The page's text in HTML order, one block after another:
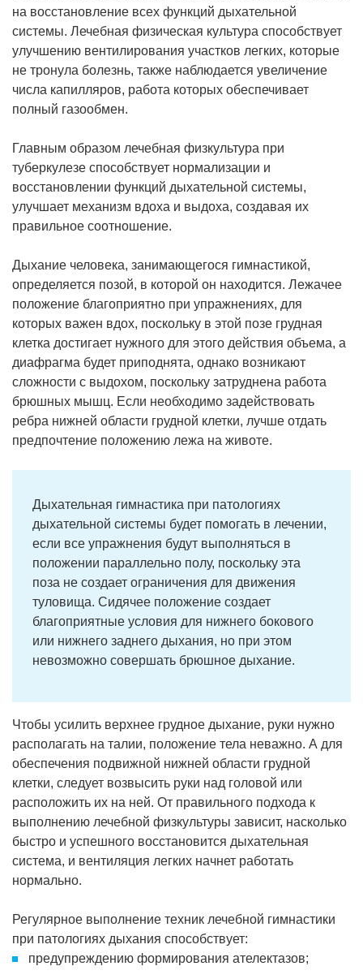
на восстановление всех функций дыхательной
системы. Лечебная физическая культура способствует
улучшению вентилирования участков легких, которые
не тронула болезнь, также наблюдается увеличение
числа капилляров, работа которых обеспечивает
полный газообмен.
Главным образом лечебная физкультура при
туберкулезе способствует нормализации и
восстановлении функций дыхательной системы,
улучшает механизм вдоха и выдоха, создавая их
правильное соотношение.
Дыхание человека, занимающегося гимнастикой,
определяется позой, в которой он находится. Лежачее
положение благоприятно при упражнениях, для
которых важен вдох, поскольку в этой позе грудная
клетка достигает нужного для этого действия объема, а
диафрагма будет приподнята, однако возникают
сложности с выдохом, поскольку затруднена работа
брюшных мышц. Если необходимо задействовать
ребра нижней области грудной клетки, лучше отдать
предпочтение положению лежа на животе.
Дыхательная гимнастика при патологиях
дыхательной системы будет помогать в лечении,
если все упражнения будут выполняться в
положении параллельно полу, поскольку эта
поза не создает ограничения для движения
туловища. Сидячее положение создает
благоприятные условия для нижнего бокового
или нижнего заднего дыхания, но при этом
невозможно совершать брюшное дыхание.
Чтобы усилить верхнее грудное дыхание, руки нужно
располагать на талии, положение тела неважно. А для
обеспечения подвижной нижней области грудной
клетки, следует возвысить руки над головой или
расположить их на ней. От правильного подхода к
выполнению лечебной физкультуры зависит, насколько
быстро и успешного восстановится дыхательная
система, и вентиляция легких начнет работать
нормально.
Регулярное выполнение техник лечебной гимнастики
при патологиях дыхания способствует:
предупреждению формирования ателектазов;